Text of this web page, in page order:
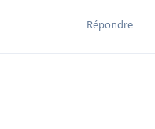
Répondre